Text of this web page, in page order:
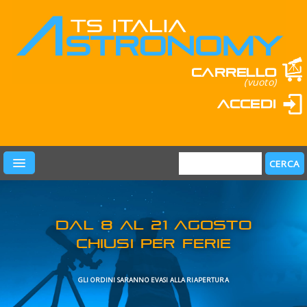
Carrello
(vuoto)
Accedi
PRODOTTI
LEARN & FUN
MARCHI